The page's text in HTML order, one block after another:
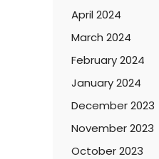
April 2024
March 2024
February 2024
January 2024
December 2023
November 2023
October 2023